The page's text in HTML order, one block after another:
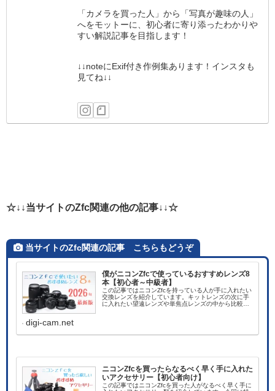
「カメラを買った人」から「写真が趣味の人」
へをモットーに、初心者に寄り添ったわかりや
すい解説記事を目指します！
↓↓noteにExif付き作例集あります！インスタも
見てね↓↓
☆↓↓当サイトのZfc関連の他の記事↓↓☆
当サイトのZfc関連の記事 こちらもどうぞ
僕がニコンZfcで使っているおすすめレンズ8
本【初心者～中級者】
この記事ではニコンZfcを持っている人が手に入れたい
交換レンズを紹介しています。キットレンズの次に手
に入れたい望遠レンズや単焦点レンズの中から比較的
digi-cam.net
ニコンZfcを買ったらなるべく早く手に入れた
いアクセサリー【初心者向け】
この記事ではニコンZfcを買った人がなるべく早く手に